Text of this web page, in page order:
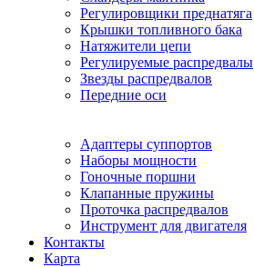
Регулировщики преднатяга
Крышки топливного бака
Натяжители цепи
Регулируемые распредвалы
Звезды распредвалов
Передние оси
Адаптеры суппортов
Наборы мощности
Гоночные поршни
Клапанные пружины
Проточка распредвалов
Инструмент для двигателя
Контакты
Карта